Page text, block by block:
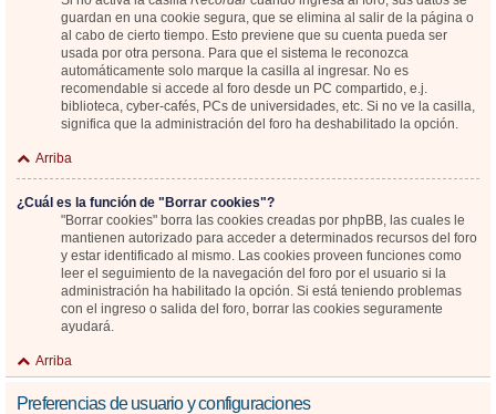
guardan en una cookie segura, que se elimina al salir de la página o
al cabo de cierto tiempo. Esto previene que su cuenta pueda ser
usada por otra persona. Para que el sistema le reconozca
automáticamente solo marque la casilla al ingresar. No es
recomendable si accede al foro desde un PC compartido, e.j.
biblioteca, cyber-cafés, PCs de universidades, etc. Si no ve la casilla,
significa que la administración del foro ha deshabilitado la opción.
Arriba
¿Cuál es la función de "Borrar cookies"?
"Borrar cookies" borra las cookies creadas por phpBB, las cuales le
mantienen autorizado para acceder a determinados recursos del foro
y estar identificado al mismo. Las cookies proveen funciones como
leer el seguimiento de la navegación del foro por el usuario si la
administración ha habilitado la opción. Si está teniendo problemas
con el ingreso o salida del foro, borrar las cookies seguramente
ayudará.
Arriba
Preferencias de usuario y configuraciones